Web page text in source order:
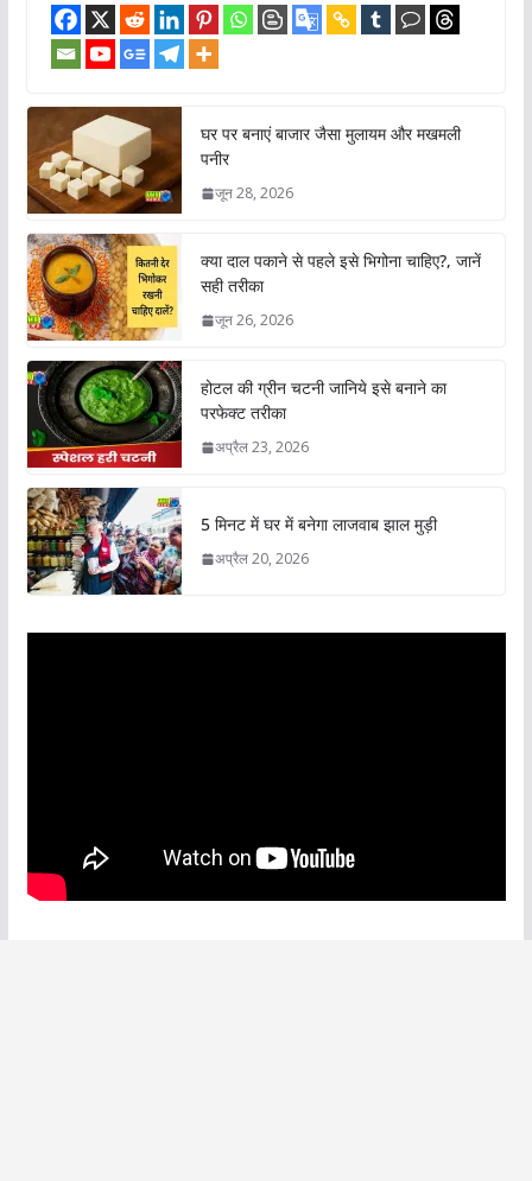
घर पर बनाएं बाजार जैसा मुलायम और मखमली
पनीर
जून 28, 2026
क्या दाल पकाने से पहले इसे भिगोना चाहिए?, जानें
सही तरीका
जून 26, 2026
होटल की ग्रीन चटनी जानिये इसे बनाने का
परफेक्ट तरीका
अप्रैल 23, 2026
5 मिनट में घर में बनेगा लाजवाब झाल मुड़ी
अप्रैल 20, 2026